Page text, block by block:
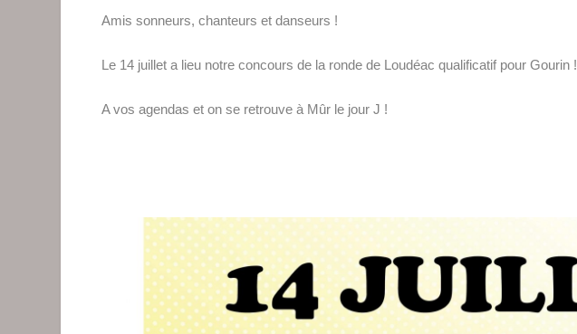
Amis sonneurs, chanteurs et danseurs !
Le 14 juillet a lieu notre concours de la ronde de Loudéac qualificatif pour Gourin !
A vos agendas et on se retrouve à Mûr le jour J !